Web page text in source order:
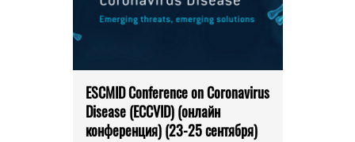
ESCMID Conference on Coronavirus
Disease (ECCVID) (онлайн
конференция) (23-25 сентября)